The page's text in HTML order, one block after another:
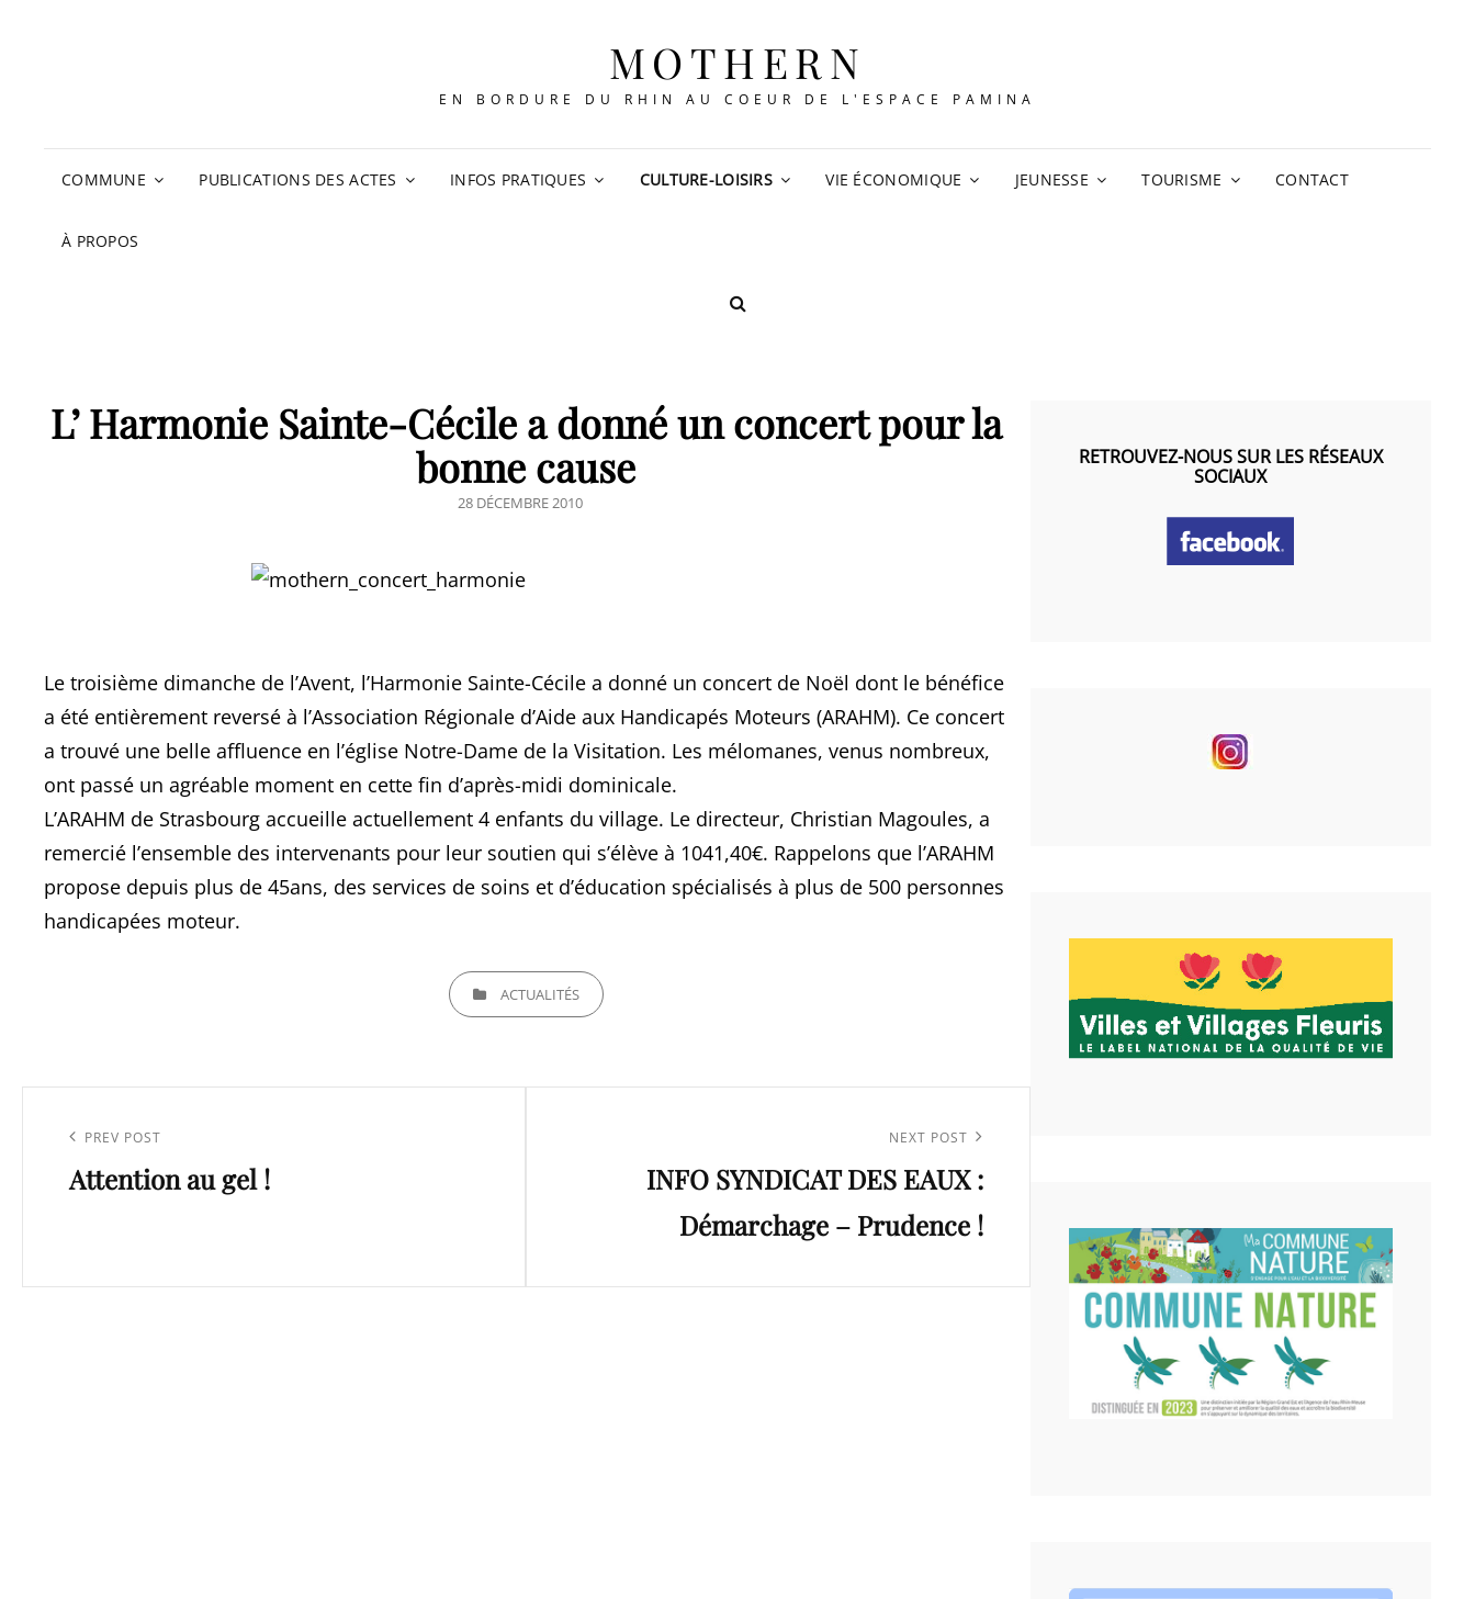
MOTHERN
EN BORDURE DU RHIN AU COEUR DE L'ESPACE PAMINA
COMMUNE PUBLICATIONS DES ACTES INFOS PRATIQUES CULTURE-LOISIRS VIE ÉCONOMIQUE JEUNESSE TOURISME CONTACT
À PROPOS
SEARCH
L’ Harmonie Sainte-Cécile a donné un concert pour la
bonne cause
POSTED
28 DÉCEMBRE 2010
Le troisième dimanche de l’Avent, l’Harmonie Sainte-Cécile a donné un concert de Noël dont le bénéfice
a été entièrement reversé à l’Association Régionale d’Aide aux Handicapés Moteurs (ARAHM). Ce concert
a trouvé une belle affluence en l’église Notre-Dame de la Visitation. Les mélomanes, venus nombreux,
ont passé un agréable moment en cette fin d’après-midi dominicale.
L’ARAHM de Strasbourg accueille actuellement 4 enfants du village. Le directeur, Christian Magoules, a
remercié l’ensemble des intervenants pour leur soutien qui s’élève à 1041,40€. Rappelons que l’ARAHM
propose depuis plus de 45ans, des services de soins et d’éducation spécialisés à plus de 500 personnes
handicapées moteur.
CATEGORIESACTUALITÉS
l’article
Previous
Post
PREV POST
Attention au gel !
NEXT POST
INFO SYNDICAT DES EAUX :
Démarchage – Prudence !
RETROUVEZ-NOUS SUR LES RÉSEAUX
SOCIAUX